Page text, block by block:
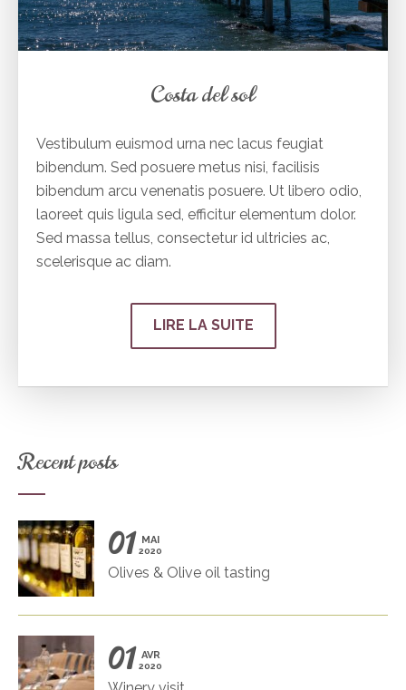
Costa del sol
Vestibulum euismod urna nec lacus feugiat
bibendum. Sed posuere metus nisi, facilisis
bibendum arcu venenatis posuere. Ut libero odio,
laoreet quis ligula sed, efficitur elementum dolor.
Sed massa tellus, consectetur id ultricies ac,
scelerisque ac diam.
LIRE LA SUITE
Recent posts
01 MAI
2020
Olives & Olive oil tasting
01 AVR
2020